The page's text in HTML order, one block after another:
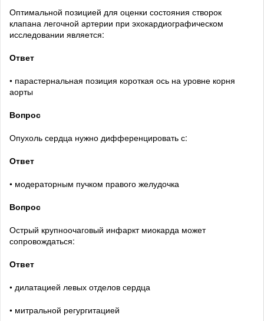
Оптимальной позицией для оценки состояния створок
клапана легочной артерии при эхокардиографическом
исследовании является:
Ответ
• парастернальная позиция короткая ось на уровне корня
аорты
Вопрос
Опухоль сердца нужно дифференцировать с:
Ответ
• модераторным пучком правого желудочка
Вопрос
Острый крупноочаговый инфаркт миокарда может
сопровождаться:
Ответ
• дилатацией левых отделов сердца
• митральной регургитацией